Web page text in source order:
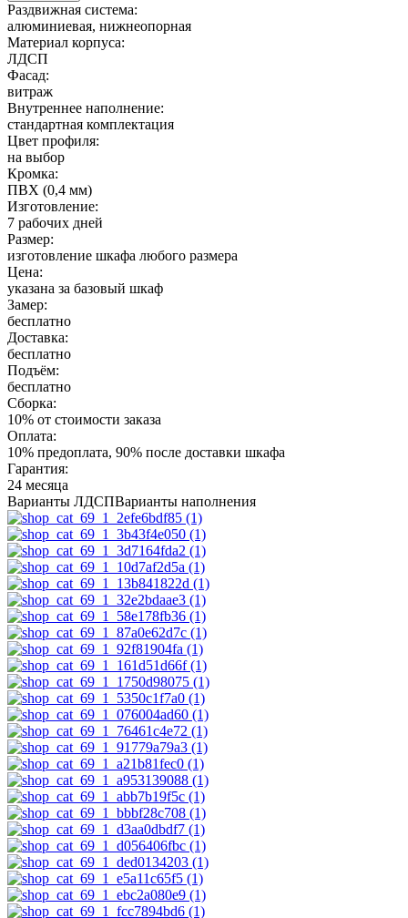
Раздвижная система:
алюминиевая, нижнеопорная
Материал корпуса:
ЛДСП
Фасад:
витраж
Внутреннее наполнение:
стандартная комплектация
Цвет профиля:
на выбор
Кромка:
ПВХ (0,4 мм)
Изготовление:
7 рабочих дней
Размер:
изготовление шкафа любого размера
Цена:
указана за базовый шкаф
Замер:
бесплатно
Доставка:
бесплатно
Подъём:
бесплатно
Сборка:
10% от стоимости заказа
Оплата:
10% предоплата, 90% после доставки шкафа
Гарантия:
24 месяца
Варианты ЛДСПВарианты наполнения